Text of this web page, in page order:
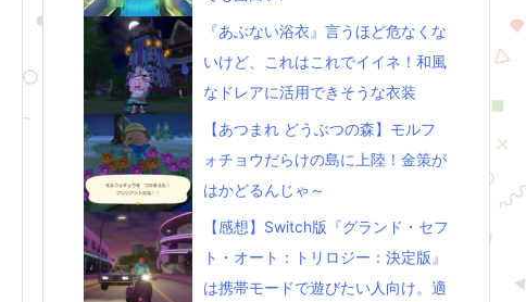
『あぶない浴衣』言うほど危なくな
いけど、これはこれでイイネ！和風
なドレアに活用できそうな衣装
【あつまれ どうぶつの森】モルフ
ォチョウだらけの島に上陸！金策が
はかどるんじゃ～
【感想】Switch版『グランド・セフ
ト・オート：トリロジー：決定版』
は携帯モードで遊びたい人向け。適